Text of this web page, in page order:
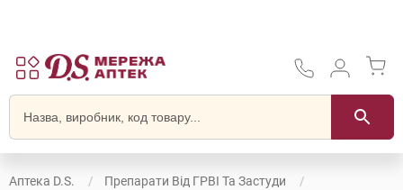
Аптека D.S.
Препарати Від ГРВІ Та Застуди